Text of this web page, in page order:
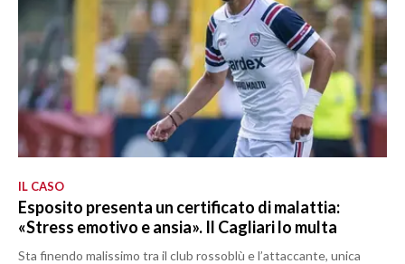
IL CASO
Esposito presenta un certificato di malattia:
«Stress emotivo e ansia». Il Cagliari lo multa
Sta finendo malissimo tra il club rossoblù e l’attaccante, unica